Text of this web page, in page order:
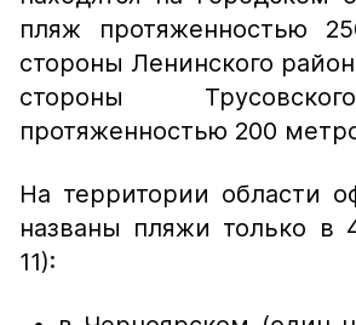
пляж протяженностью
стороны Ленинского
стороны
протяженностью 200
На территории области
названы пляжи только в
11):